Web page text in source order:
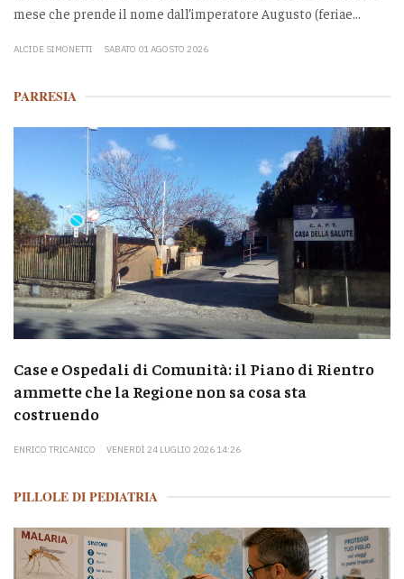
mese che prende il nome dall’imperatore Augusto (feriae...
ALCIDE SIMONETTI SABATO 01 AGOSTO 2026
PARRESIA
Case e Ospedali di Comunità: il Piano di Rientro
ammette che la Regione non sa cosa sta
costruendo
ENRICO TRICANICO VENERDÌ 24 LUGLIO 2026 14:26
PILLOLE DI PEDIATRIA